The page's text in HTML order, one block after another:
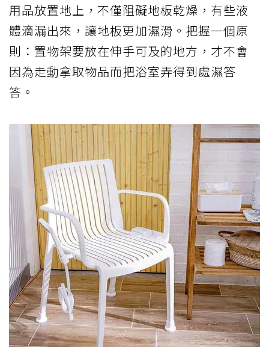
用品放置地上，不僅阻礙地板乾燥，有些液
體滴漏出來，讓地板更加濕滑。把握一個原
則：置物架要放在伸手可及的地方，才不會
因為走動拿取物品而把浴室弄得到處濕答
答。